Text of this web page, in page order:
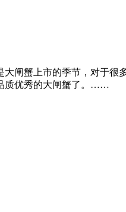
闸蟹上市的季节，对于
质优秀的大闸蟹了。……